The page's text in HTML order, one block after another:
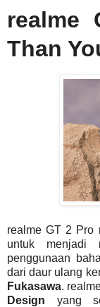
realme
Than
realme GT 2 Pro
untuk menjadi
penggunaan
dari daur ulang
Fukasawa.
Design yang